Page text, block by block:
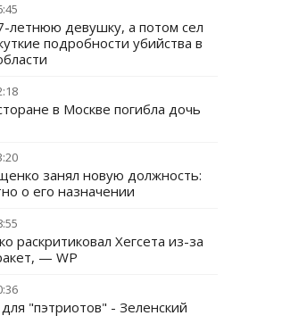
летнюю девушку, а потом сел
подробности убийства в
в Москве погибла дочь
занял новую должность:
о его назначении
раскритиковал Хегсета из-за
— WP
"пэтриотов" - Зеленский